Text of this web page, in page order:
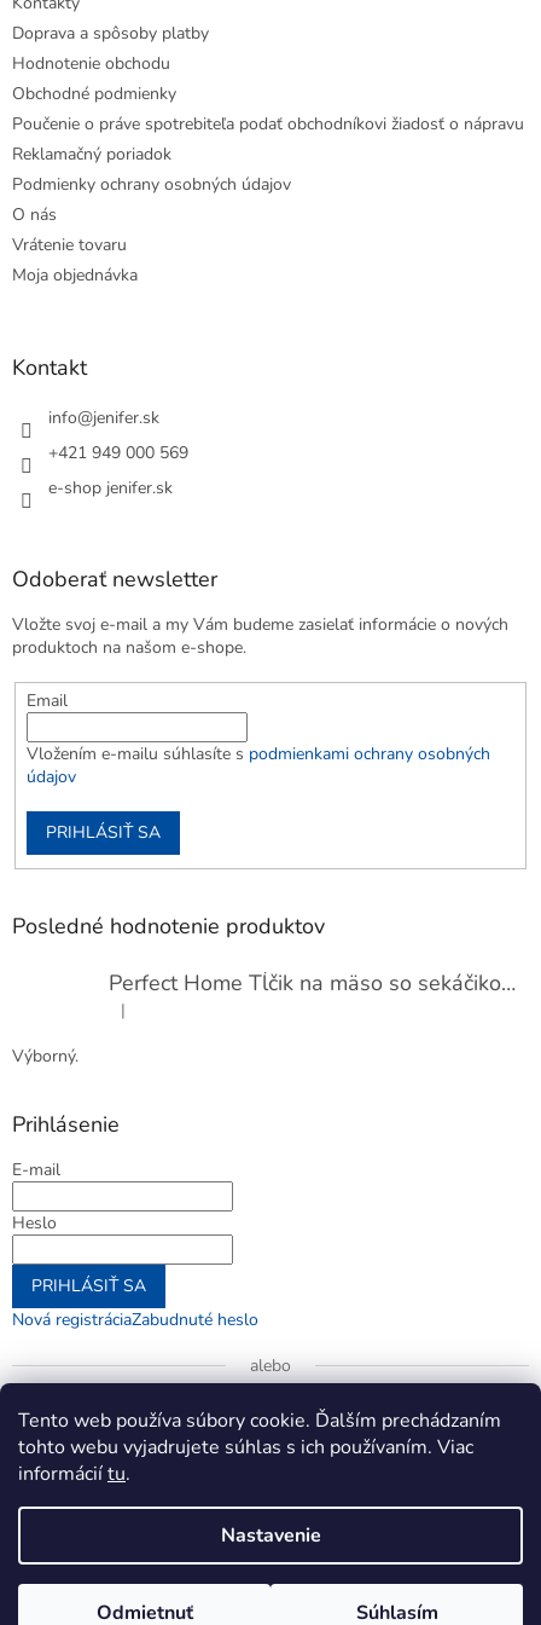
Tento web používa súbory cookie. Ďalším prechádzaním
tohto webu vyjadrujete súhlas s ich používaním. Viac
informáciítu.
Nastavenie
Odmietnuť Súhlasím
Doprava a spôsoby platby
Hodnotenie obchodu
Obchodné podmienky
Poučenie o práve spotrebiteľa podať obchodníkovi žiadosť o nápravu
Reklamačný poriadok
Podmienky ochrany osobných údajov
O nás
Vrátenie tovaru
Moja objednávka
Kontakt
info@jenifer.sk
+421 949 000 569
e-shop jenifer.sk
Odoberať newsletter
Vložte svoj e-mail a my Vám budeme zasielať informácie o nových
produktoch na našom e-shope.
Email
Vložením e-mailu súhlasíte s podmienkami ochrany osobných
údajov
PRIHLÁSIŤ SA
Posledné hodnotenie produktov
Perfect Home Tĺčik na mäso so sekáčikom, 56893
Hodnotenie produktu je 5 z 5 hviezdičiek.
|
Výborný.
Prihlásenie
E-mail
Heslo
PRIHLÁSIŤ SA
Nová registráciaZabudnuté heslo
alebo
Prihlásiť sa cez Google
Copyright 2026jenifer.sk. Všetky práva vyhradené.Upraviť